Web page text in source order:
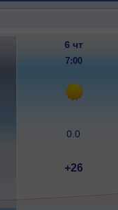
6 чт
7:00
0.0
+26